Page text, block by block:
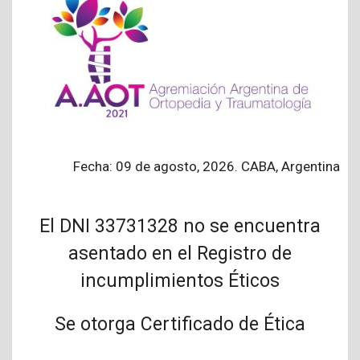
Fecha: 09 de agosto, 2026. CABA, Argentina
El DNI 33731328 no se encuentra
asentado en el Registro de
incumplimientos Éticos
Se otorga Certificado de Ética